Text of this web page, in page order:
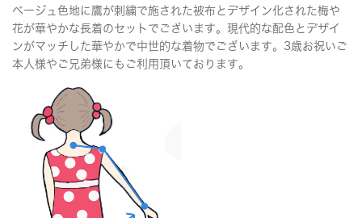
ベージュ色地に鷹が刺繍で施された被布とデザイン化された梅や
花が華やかな長着のセットでございます。現代的な配色とデザイ
ンがマッチした華やかで中世的な着物でございます。3歳お祝いご
本人様やご兄弟様にもご利用頂いております。